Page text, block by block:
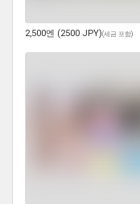
2,500엔 (2500 JPY)(세금 포함)